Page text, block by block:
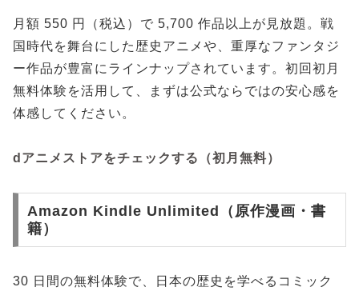
月額 550 円（税込）で 5,700 作品以上が見放題。戦
国時代を舞台にした歴史アニメや、重厚なファンタジ
ー作品が豊富にラインナップされています。初回初月
無料体験を活用して、まずは公式ならではの安心感を
体感してください。
dアニメストアをチェックする（初月無料）
Amazon Kindle Unlimited（原作漫画・書
籍）
30 日間の無料体験で、日本の歴史を学べるコミック